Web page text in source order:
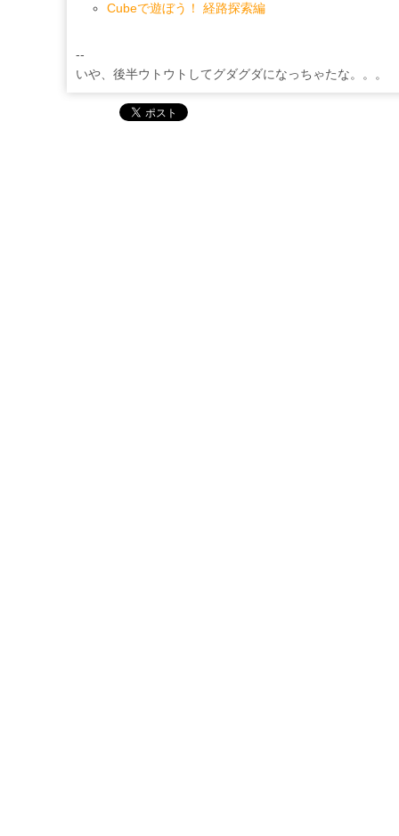
Cubeで遊ぼう！ 経路探索編
--
いや、後半ウトウトしてグダグダになっちゃたな。。。